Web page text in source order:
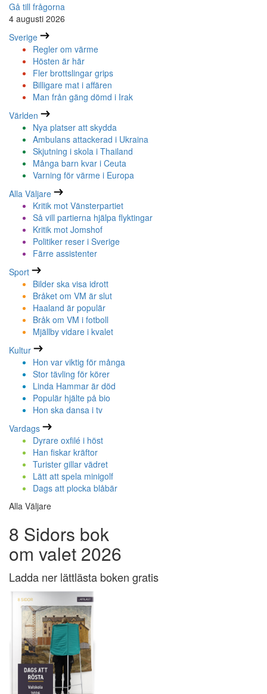
Gå till frågorna
4 augusti 2026
Sverige
Regler om värme
Hösten är här
Fler brottslingar grips
Billigare mat i affären
Man från gäng dömd i Irak
Världen
Nya platser att skydda
Ambulans attackerad i Ukraina
Skjutning i skola i Thailand
Många barn kvar i Ceuta
Varning för värme i Europa
Alla Väljare
Kritik mot Vänsterpartiet
Så vill partierna hjälpa flyktingar
Kritik mot Jomshof
Politiker reser i Sverige
Färre assistenter
Sport
Bilder ska visa idrott
Bråket om VM är slut
Haaland är populär
Bråk om VM i fotboll
Mjällby vidare i kvalet
Kultur
Hon var viktig för många
Stor tävling för körer
Linda Hammar är död
Populär hjälte på bio
Hon ska dansa i tv
Vardags
Dyrare oxfilé i höst
Han fiskar kräftor
Turister gillar vädret
Lätt att spela minigolf
Dags att plocka blåbär
Alla Väljare
8 Sidors bok
om valet 2026
Ladda ner lättlästa boken gratis